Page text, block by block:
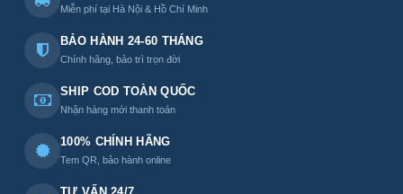
Miễn phí tại Hà Nội & Hồ Chí Minh
BẢO HÀNH 24-60 THÁNG
Chính hãng, bảo trì trọn đời
SHIP COD TOÀN QUỐC
Nhận hàng mới thanh toán
100% CHÍNH HÃNG
Tem QR, bảo hành online
TƯ VẤN 24/7